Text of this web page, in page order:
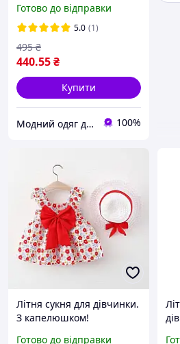
Готово до відправки
5.0 (1)
440.55₴
495 ₴
Купити
Модний одяг для мене і крихітки 100%
Літня сукня для дівчинки.
З капелюшком!
Готово до відправки